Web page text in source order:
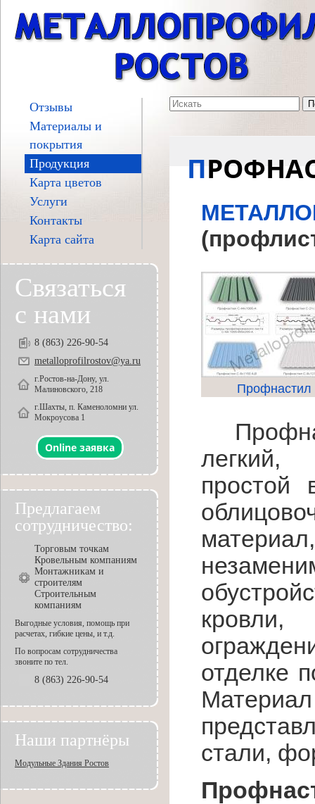
Профнастил
легкий,
простой
кровли,
отделке
Материал
стали,
Отзывы
Материалы и
покрытия
Продукция
Карта цветов
Услуги
Контакты
Карта сайта
Связаться
с нами
8 (863) 226-90-54
metalloprofilrostov@ya.ru
г.Ростов-на-Дону, ул.
Малиновского, 218
г.Шахты, п. Каменоломни ул.
Мокроусова 1
Online заявка
Предлагаем
сотрудничество:
Торговым точкам
Кровельным компаниям
Монтажникам и
строителям
Строительным
компаниям
Выгодные условия, помощь при
расчетах, гибкие цены, и т.д.
По вопросам сотрудничества
звоните по тел.
8 (863) 226-90-54
Наши партнёры
Модульные Здания Ростов